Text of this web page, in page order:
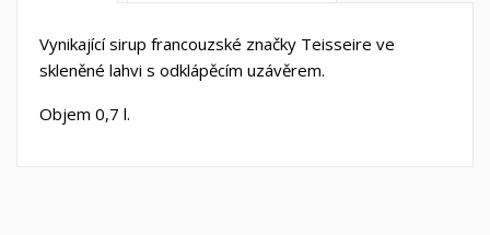
Vynikající sirup francouzské značky Teisseire ve
skleněné lahvi s odklápěcím uzávěrem.
Objem 0,7 l.